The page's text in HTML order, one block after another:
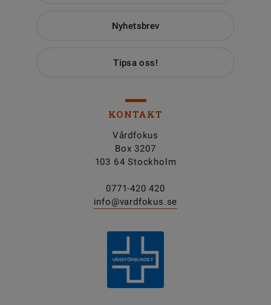
Nyhetsbrev
Tipsa oss!
KONTAKT
Vårdfokus
Box 3207
103 64 Stockholm
0771-420 420
info@vardfokus.se